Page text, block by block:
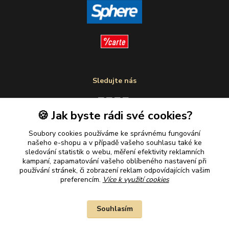
Sledujte nás
Plaťte u nás bezpečně
🍪 Jak byste rádi své cookies?
Soubory cookies používáme ke správnému fungování
našeho e-shopu a v případě vašeho souhlasu také ke
sledování statistik o webu, měření efektivity reklamních
kampaní, zapamatování vašeho oblíbeného nastavení při
používání stránek, či zobrazení reklam odpovídajících vašim
preferencím. Více k využití cookies
Souhlasím